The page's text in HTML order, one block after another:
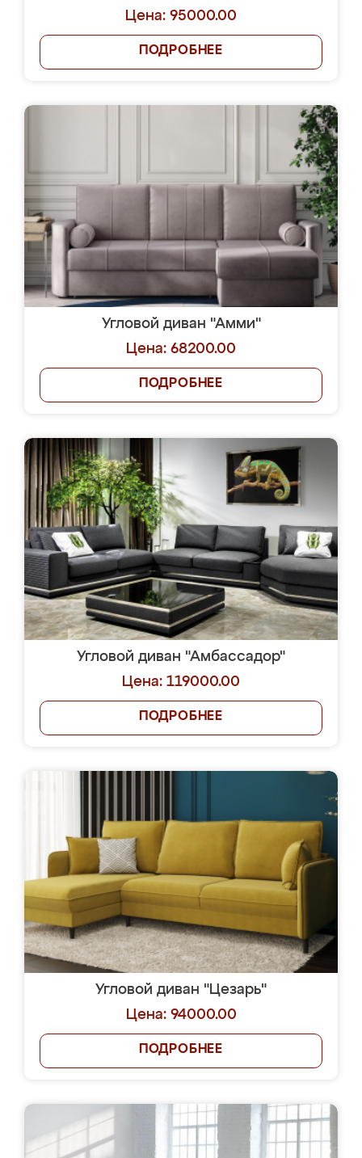
Цена: 95000.00
ПОДРОБНЕЕ
Угловой диван "Амми"
Цена: 68200.00
ПОДРОБНЕЕ
Угловой диван "Амбассадор"
Цена: 119000.00
ПОДРОБНЕЕ
Угловой диван "Цезарь"
Цена: 94000.00
ПОДРОБНЕЕ